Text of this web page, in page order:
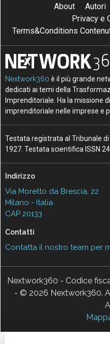
About Autori
Privacy e
Terms&Conditions
Nextwork360 è il più grande
dedicati ai temi della
Imprenditoriale. Ha la missione
imprenditoriale nelle imprese e
Testata registrata al Tribunale
1927. Testata scientifica ISSN
Indirizzo
Via Moretto da Brescia, 22
Milano - Italia
CAP 20133
Contatti
Contatta il nostro team per
Nextwork360 - Codice
- © 2026 Nextwork360.